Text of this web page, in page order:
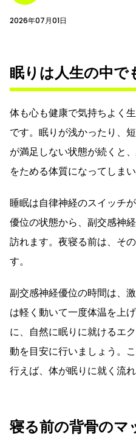
2026年07月01日
眠りは人生の中で
体も心も健康で気持ちよく
です。眠りが浅かったり、
が満足しない状態が続くと
をためる体質になってしまい
睡眠は自律神経のスイッチ
優位の状態から、副交感神
訪れます。夜寝る前は、そ
す。
副交感神経優位の時間は、
は軽く動いて一度体温を上
に、自然に眠りに就けるエ
動を目安に行いましょう。
行えば、体が眠りに就く流
寝る前の背骨のマ